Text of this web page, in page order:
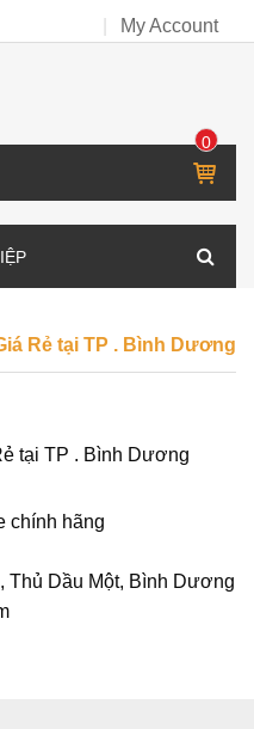
My Account
0
IT
M
Rẻ tại TP . Bình Dương
tại TP . Bình Dương
chính hãng
Dầu Một, Bình Dương